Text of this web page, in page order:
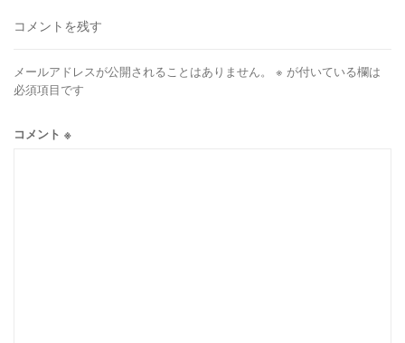
コメントを残す
メールアドレスが公開されることはありません。 ※ が付いている欄は
必須項目です
コメント ※